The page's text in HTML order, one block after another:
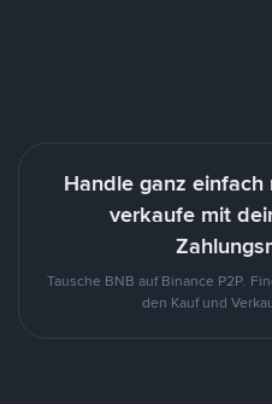
Handle ganz
verkaufe mit
Tausche BNB auf Binance P2P.
den Kauf und